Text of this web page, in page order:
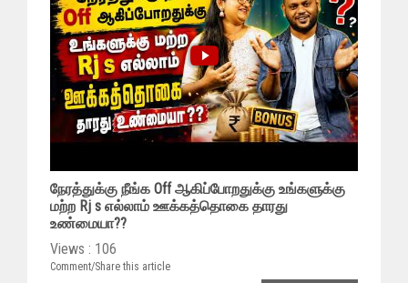
நேரத்துக்கு நீங்க Off ஆகிப்போறதுக்கு உங்களுக்கு
மற்ற Rj s எல்லாம் ஊக்கத்தொகை தாரது
உண்மையா??
Views : 106
Comment/Share this article